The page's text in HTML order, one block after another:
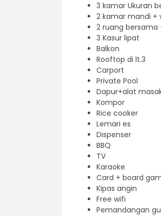
3 kamar Ukuran
2 kamar mandi +
2 ruang bersama
3 Kasur lipat
Balkon
Rooftop di lt.3
Carport
Private Pool
Dapur+alat
Kompor
Rice cooker
Lemari es
Dispenser
BBQ
TV
Karaoke
Card + board
Kipas angin
Free wifi
Pemandangan